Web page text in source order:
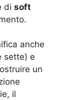
di soft
anche
sette) e
un
il